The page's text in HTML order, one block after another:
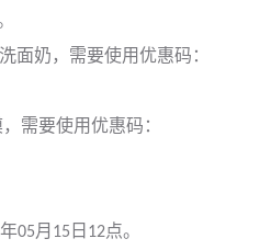
面奶，需要使用优惠码：
需要使用优惠码：
05月15日12点。